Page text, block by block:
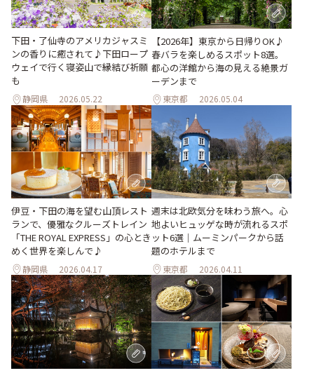
下田・了仙寺のアメリカジャスミ
ンの香りに癒されて♪下田ロープ
ウェイで行く寝姿山で縁結び祈願
も
静岡県 2026.05.22
【2026年】東京から日帰りOK♪
春バラを楽しめるスポット8選。
都心の洋館から海の見える絶景ガ
ーデンまで
東京都 2026.05.04
伊豆・下田の海を望む山頂レスト
ランで、優雅なクルーズトレイン
「THE ROYAL EXPRESS」の心とき
めく世界を楽しんで♪
静岡県 2026.04.17
週末は北欧気分を味わう旅へ。心
地よいヒュッゲな時が流れるスポ
ット6選｜ムーミンパークから話
題のホテルまで
東京都 2026.04.11